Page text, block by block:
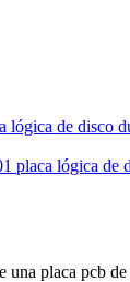
de disco
placa lógica de
una placa pcb